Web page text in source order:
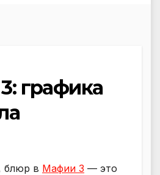
графика
блюр в Мафии 3 — это